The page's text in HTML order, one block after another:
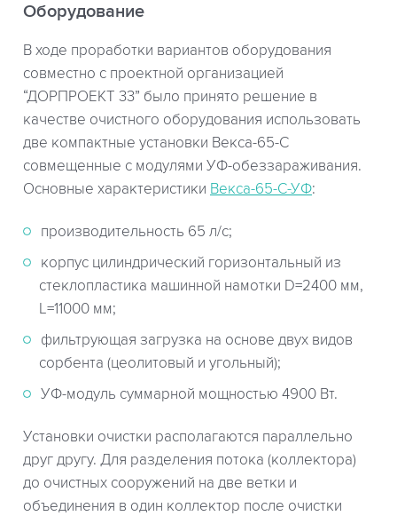
Оборудование
В ходе проработки вариантов оборудования
совместно с проектной организацией
“ДОРПРОЕКТ 33” было принято решение в
качестве очистного оборудования использовать
две компактные установки Векса-65-С
совмещенные с модулями УФ-обеззараживания.
Основные характеристики Векса-65-С-УФ:
производительность 65 л/с;
корпус цилиндрический горизонтальный из
стеклопластика машинной намотки D=2400 мм,
L=11000 мм;
фильтрующая загрузка на основе двух видов
сорбента (цеолитовый и угольный);
УФ-модуль суммарной мощностью 4900 Вт.
Установки очистки располагаются параллельно
друг другу. Для разделения потока (коллектора)
до очистных сооружений на две ветки и
объединения в один коллектор после очистки